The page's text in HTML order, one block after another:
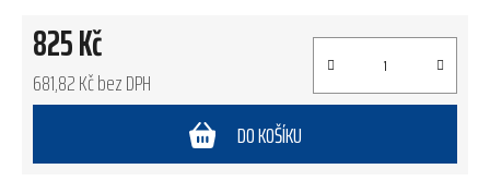
825 Kč
681,82 Kč bez DPH
DO KOŠÍKU